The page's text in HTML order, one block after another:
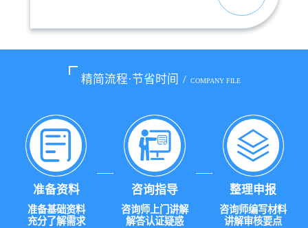
精简流程·节省时间 / COMPANY FILE
准备资料
准备基础资料
充分了解需求
咨询指导
咨询师上门讲解
解答认证疑惑
整理申报
咨询师编写材料
讲解审核要点